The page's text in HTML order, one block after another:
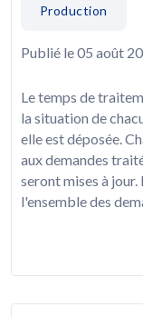
Production
Publié le 05 août
Le temps de
la situation de
elle est déposée.
aux demandes
seront mises à jour.
l'ensemble des